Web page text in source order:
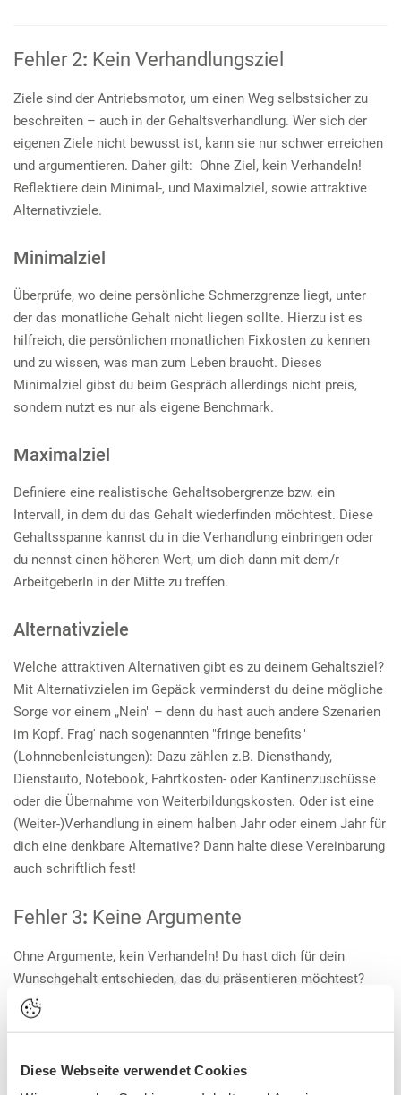
Diese Webseite verwendet Cookies
Fehler 2: Kein Verhandlungsziel
Ziele sind der Antriebsmotor, um einen Weg selbstsicher zu
beschreiten – auch in der Gehaltsverhandlung. Wer sich der
eigenen Ziele nicht bewusst ist, kann sie nur schwer erreichen
und argumentieren. Daher gilt: Ohne Ziel, kein Verhandeln!
Reflektiere dein Minimal-, und Maximalziel, sowie attraktive
Alternativziele.
Minimalziel
Überprüfe, wo deine persönliche Schmerzgrenze liegt, unter
der das monatliche Gehalt nicht liegen sollte. Hierzu ist es
hilfreich, die persönlichen monatlichen Fixkosten zu kennen
und zu wissen, was man zum Leben braucht. Dieses
Minimalziel gibst du beim Gespräch allerdings nicht preis,
sondern nutzt es nur als eigene Benchmark.
Maximalziel
Definiere eine realistische Gehaltsobergrenze bzw. ein
Intervall, in dem du das Gehalt wiederfinden möchtest. Diese
Gehaltsspanne kannst du in die Verhandlung einbringen oder
du nennst einen höheren Wert, um dich dann mit dem/r
ArbeitgeberIn in der Mitte zu treffen.
Alternativziele
Welche attraktiven Alternativen gibt es zu deinem Gehaltsziel?
Mit Alternativzielen im Gepäck verminderst du deine mögliche
Sorge vor einem „Nein" – denn du hast auch andere Szenarien
im Kopf. Frag' nach sogenannten "fringe benefits"
(Lohnnebenleistungen): Dazu zählen z.B. Diensthandy,
Dienstauto, Notebook, Fahrtkosten- oder Kantinenzuschüsse
oder die Übernahme von Weiterbildungskosten. Oder ist eine
(Weiter-)Verhandlung in einem halben Jahr oder einem Jahr für
dich eine denkbare Alternative? Dann halte diese Vereinbarung
auch schriftlich fest!
Fehler 3: Keine Argumente
Ohne Argumente, kein Verhandeln! Du hast dich für dein
Wunschgehalt entschieden, das du präsentieren möchtest?
Gratulation, du hast Mut bewiesen! Doch jetzt geht’s ans
Eingemachte: Wie argumentierst du, dass du das wert bist? Du
warst aber noch nie in dieser Position? Dann zeige, wo du dein
Verkaufstalent schon bewiesen hast, z.B. in Studentenjobs,